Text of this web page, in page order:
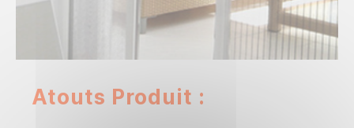
Atouts Produit :